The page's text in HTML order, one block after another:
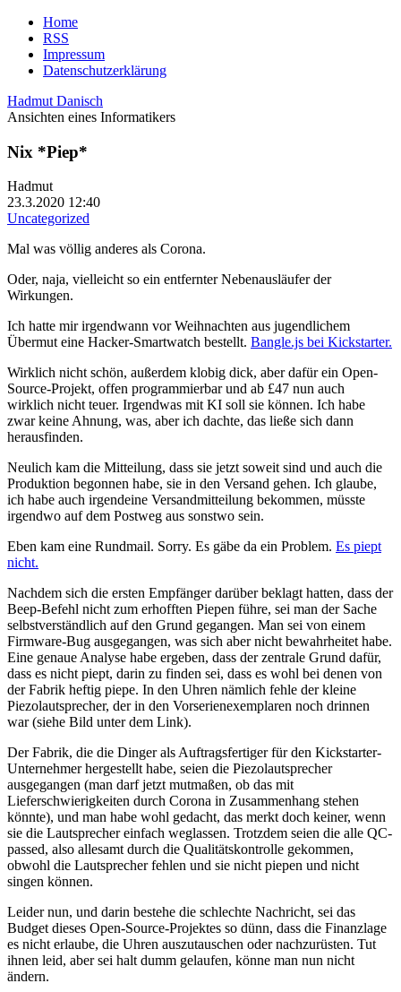
Home
RSS
Impressum
Datenschutzerklärung
Hadmut Danisch
Ansichten eines Informatikers
Nix *Piep*
Hadmut
23.3.2020 12:40
Uncategorized
Mal was völlig anderes als Corona.
Oder, naja, vielleicht so ein entfernter Nebenausläufer der
Wirkungen.
Ich hatte mir irgendwann vor Weihnachten aus jugendlichem
Übermut eine Hacker-Smartwatch bestellt. Bangle.js bei Kickstarter.
Wirklich nicht schön, außerdem klobig dick, aber dafür ein Open-
Source-Projekt, offen programmierbar und ab £47 nun auch
wirklich nicht teuer. Irgendwas mit KI soll sie können. Ich habe
zwar keine Ahnung, was, aber ich dachte, das ließe sich dann
herausfinden.
Neulich kam die Mitteilung, dass sie jetzt soweit sind und auch die
Produktion begonnen habe, sie in den Versand gehen. Ich glaube,
ich habe auch irgendeine Versandmitteilung bekommen, müsste
irgendwo auf dem Postweg aus sonstwo sein.
Eben kam eine Rundmail. Sorry. Es gäbe da ein Problem. Es piept
nicht.
Nachdem sich die ersten Empfänger darüber beklagt hatten, dass der
Beep-Befehl nicht zum erhofften Piepen führe, sei man der Sache
selbstverständlich auf den Grund gegangen. Man sei von einem
Firmware-Bug ausgegangen, was sich aber nicht bewahrheitet habe.
Eine genaue Analyse habe ergeben, dass der zentrale Grund dafür,
dass es nicht piept, darin zu finden sei, dass es wohl bei denen von
der Fabrik heftig piepe. In den Uhren nämlich fehle der kleine
Piezolautsprecher, der in den Vorserienexemplaren noch drinnen
war (siehe Bild unter dem Link).
Der Fabrik, die die Dinger als Auftragsfertiger für den Kickstarter-
Unternehmer hergestellt habe, seien die Piezolautsprecher
ausgegangen (man darf jetzt mutmaßen, ob das mit
Lieferschwierigkeiten durch Corona in Zusammenhang stehen
könnte), und man habe wohl gedacht, das merkt doch keiner, wenn
sie die Lautsprecher einfach weglassen. Trotzdem seien die alle QC-
passed, also allesamt durch die Qualitätskontrolle gekommen,
obwohl die Lautsprecher fehlen und sie nicht piepen und nicht
singen können.
Leider nun, und darin bestehe die schlechte Nachricht, sei das
Budget dieses Open-Source-Projektes so dünn, dass die Finanzlage
es nicht erlaube, die Uhren auszutauschen oder nachzurüsten. Tut
ihnen leid, aber sei halt dumm gelaufen, könne man nun nicht
ändern.